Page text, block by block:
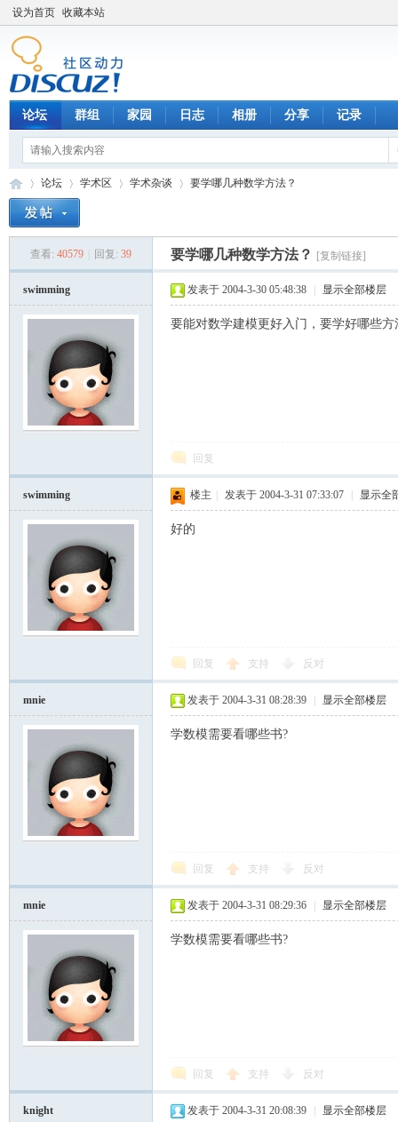
设为首页 收藏本站
论坛 群组 家园 日志 相册 分享 记录
论坛
›
学术区
›
学术杂谈
›
要学哪几种数学方法？
查看: 40579 回复: 39 要学哪几种数学方法？ [复制链接]
swimming 发表于 2004-3-30 05:48:38 显示全部楼层
要能对数学建模更好入门，要学好哪些方
回复
swimming 楼主 发表于 2004-3-31 07:33:07 显示全
好的
回复 支持 反对
mnie 发表于 2004-3-31 08:28:39 显示全部楼层
学数模需要看哪些书?
回复 支持 反对
mnie 发表于 2004-3-31 08:29:36 显示全部楼层
学数模需要看哪些书?
回复 支持 反对
knight 发表于 2004-3-31 20:08:39 显示全部楼层